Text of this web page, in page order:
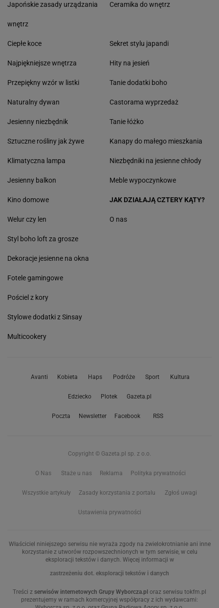
Japońskie zasady urządzania
wnętrz
Ceramika do wnętrz
Ciepłe koce
Najpiękniejsze wnętrza
Przepiękny wzór w listki
Naturalny dywan
Jesienny niezbędnik
Sztuczne rośliny jak żywe
Klimatyczna lampa
Jesienny balkon
Sekret stylu japandi
Hity na jesień
Tanie dodatki boho
Castorama wyprzedaż
Tanie łóżko
Kanapy do małego mieszkania
Niezbędniki na jesienne chłody
Meble wypoczynkowe
Kino domowe
Welur czy len
Styl boho loft za grosze
Dekoracje jesienne na okna
Fotele gamingowe
Pościel z kory
Stylowe dodatki z Sinsay
Multicookery
JAK DZIAŁAJĄ CZTERY KĄTY?
O nas
Avanti Kobieta Haps Podróże Sport Kultura
Edziecko Plotek Gazeta.pl
Poczta Newsletter Facebook RSS
Copyright © Gazeta.pl sp. z o.o.
O Nas Staże u nas Reklama Polityka prywatności
Wszystkie artykuły Zasady korzystania z portalu Zgłoś uwagi
Ustawienia prywatności
Właściciel niniejszego serwisu nie wyraża zgody na zwielokrotnianie ani inne
korzystanie z utworów rozpowszechnionych w tym serwisie, w celu
eksploracji tekstów i danych. Więcej informacji w
zastrzeżeniu dot. eksploracji tekstów i danych
Treści z serwisów internetowych Grupy Wyborcza.pl oraz serwisu tokfm.pl
prezentujemy w ramach komercyjnej współpracy z ich wydawcami: